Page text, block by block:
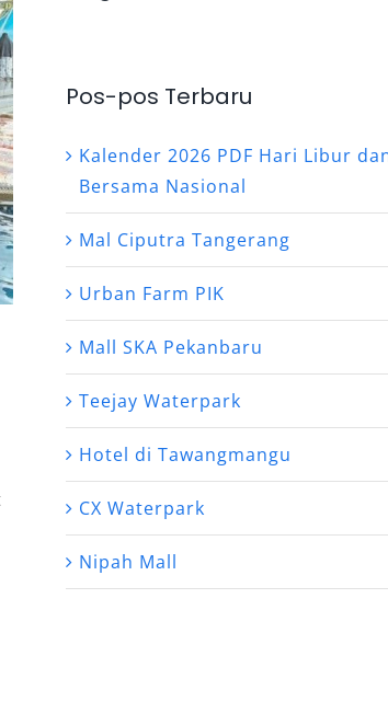
Pos-pos Terbaru
Kalender 2026 PDF Hari Libur
Bersama Nasional
Mal Ciputra Tangerang
Urban Farm PIK
Mall SKA Pekanbaru
Teejay Waterpark
Hotel di Tawangmangu
CX Waterpark
Nipah Mall